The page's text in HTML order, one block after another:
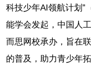
科技少年AI领航计划”
能学会发起，中国人
而思网校承办，旨在
的普及，助力青少年